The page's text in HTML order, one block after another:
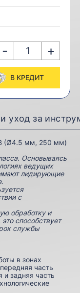
- +
В КРЕДИТ
уход за
(Ø4.5 мм, 250 мм)
Основываясь
ведущих
лидирующие
с
обработку и
способствует
службы
в зонах
часть
и задняя часть